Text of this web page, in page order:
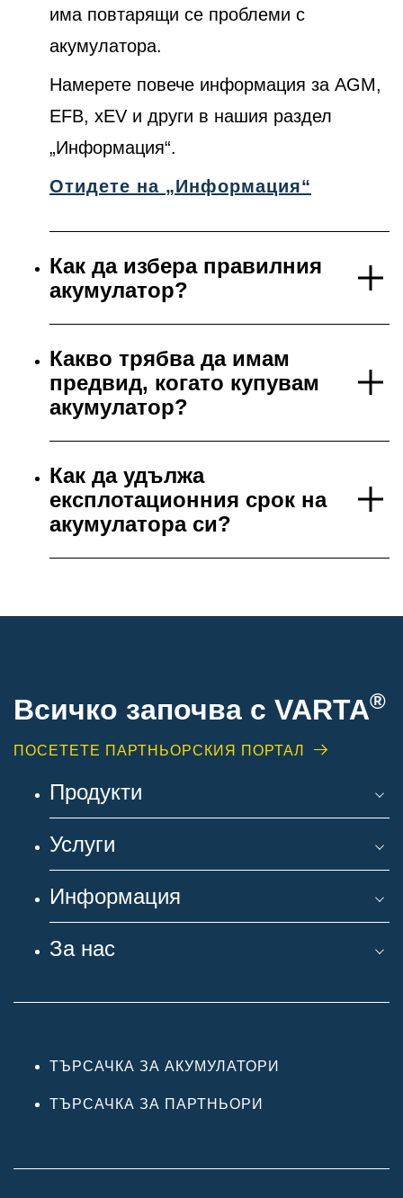
има повтарящи се проблеми с
акумулатора.
Намерете повече информация за AGM,
EFB, xEV и други в нашия раздел
„Информация“.
Отидете на „Информация“
Как да избера правилния
акумулатор?
Какво трябва да имам
предвид, когато купувам
акумулатор?
Как да удължа
експлотационния срок на
акумулатора си?
Всичко започва с VARTA®
ПОСЕТЕТЕ ПАРТНЬОРСКИЯ ПОРТАЛ
Продукти
Услуги
Информация
За нас
ТЪРСАЧКА ЗА АКУМУЛАТОРИ
ТЪРСАЧКА ЗА ПАРТНЬОРИ